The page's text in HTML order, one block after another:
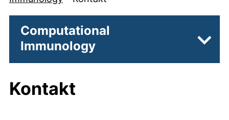
Computational
Immunology
Kontakt